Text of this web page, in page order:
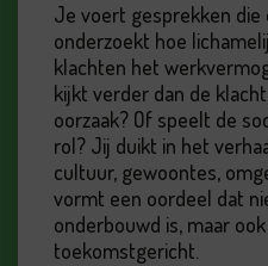
Je voert gesprekken die
onderzoekt hoe
klachten het
kijkt verder dan de
oorzaak? Of speelt de
rol? Jij duikt in het
cultuur, gewoontes,
vormt een oordeel dat
onderbouwd is, maar
toekomstgericht.